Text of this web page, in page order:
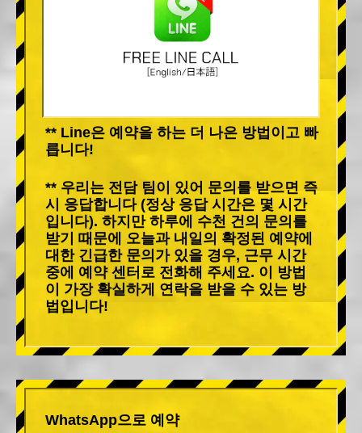
** Line은 예약을 하는 더 나은 방법이고 빠
릅니다!
** 우리는 전담 팀이 있어 문의를 받으면 즉
시 응답합니다 (정상 응답 시간은 몇 시간
입니다). 하지만 하루에 수천 건의 문의를
받기 때문에 오늘과 내일의 확정된 예약에
대한 긴급한 문의가 있을 경우, 근무 시간
중에 예약 센터로 전화해 주세요. 이 방법
이 가장 확실하게 연락을 받을 수 있는 방
법입니다!
WhatsApp으로 예약